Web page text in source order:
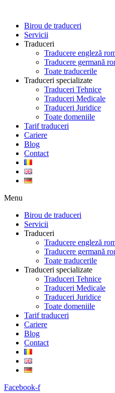
contentBirou de traduceri
Servicii
Traduceri
Traducere engleză
Traducere germană
Toate traducerile
Traduceri specializate
Traduceri Tehnice
Traduceri Medicale
Traduceri Juridice
Toate domeniile
Tarif traduceri
Cariere
Blog
Contact
Menu
Birou de traduceri
Servicii
Traduceri
Traducere engleză
Traducere germană
Toate traducerile
Traduceri specializate
Traduceri Tehnice
Traduceri Medicale
Traduceri Juridice
Toate domeniile
Tarif traduceri
Cariere
Blog
Contact
Facebook-f